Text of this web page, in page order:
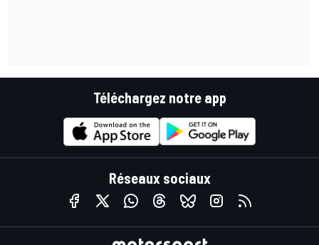
Téléchargez notre app
Réseaux sociaux